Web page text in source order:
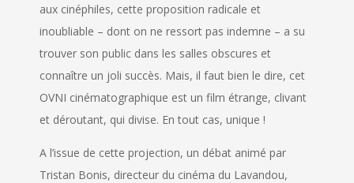
aux cinéphiles, cette proposition radicale et
inoubliable – dont on ne ressort pas indemne – a su
trouver son public dans les salles obscures et
connaître un joli succès. Mais, il faut bien le dire, cet
OVNI cinématographique est un film étrange, clivant
et déroutant, qui divise. En tout cas, unique !
A l’issue de cette projection, un débat animé par
Tristan Bonis, directeur du cinéma du Lavandou,